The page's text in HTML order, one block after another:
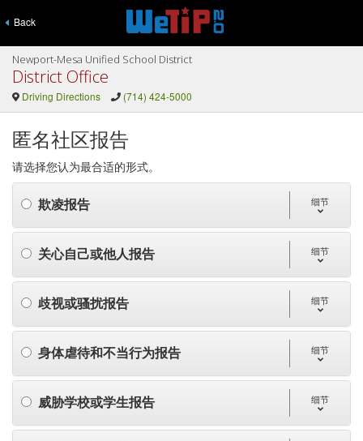
Back
Newport-Mesa Unified School District
District Office
Driving Directions (714) 424-5000
匿名社区报告
请选择您认为最合适的形式。
欺凌报告 细节
关心自己或他人报告 细节
歧视或骚扰报告 细节
身体虐待和不当行为报告 细节
威胁学校或学生报告 细节